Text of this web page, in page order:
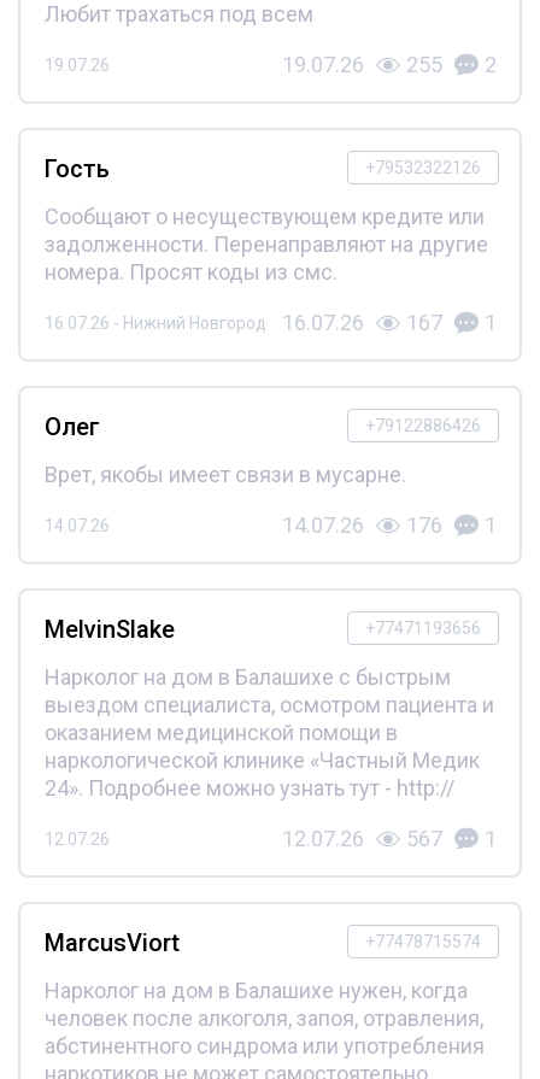
Любит трахаться под всем
19.07.26 19.07.26 255 2
+79532322126
Гость
Сообщают о несуществующем кредите или
задолженности. Перенаправляют на другие
номера. Просят коды из смс.
16.07.26 - Нижний Новгород 16.07.26 167 1
+79122886426
Олег
Врет, якобы имеет связи в мусарне.
14.07.26 14.07.26 176 1
+77471193656
MelvinSlake
Нарколог на дом в Балашихе с быстрым
выездом специалиста, осмотром пациента и
оказанием медицинской помощи в
наркологической клинике «Частный Медик
24». Подробнее можно узнать тут - http://
12.07.26 12.07.26 567 1
+77478715574
MarcusViort
Нарколог на дом в Балашихе нужен, когда
человек после алкоголя, запоя, отравления,
абстинентного синдрома или употребления